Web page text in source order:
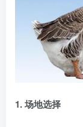
1. 场地选择